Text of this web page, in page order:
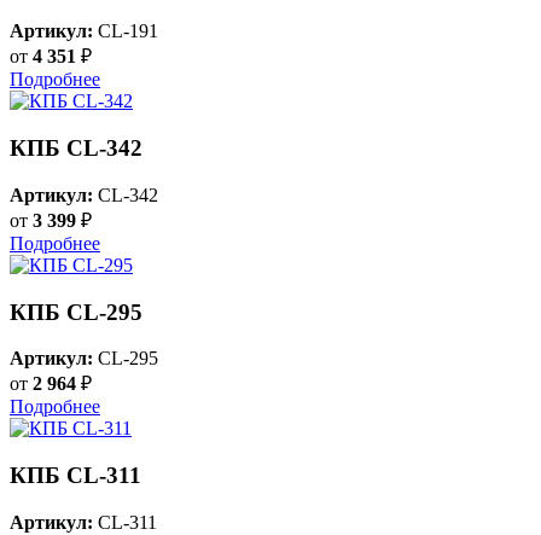
Артикул: CL-191
от 4 351 ₽
Подробнее
КПБ CL-342
Артикул: CL-342
от 3 399 ₽
Подробнее
КПБ CL-295
Артикул: CL-295
от 2 964 ₽
Подробнее
КПБ CL-311
Артикул: CL-311